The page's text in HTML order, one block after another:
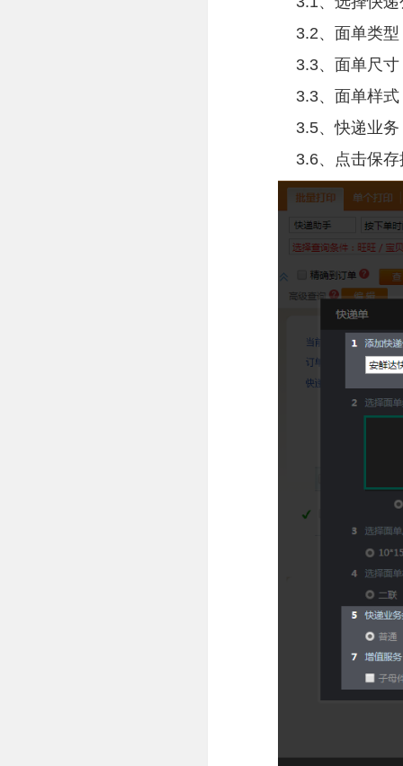
3.2、面单类型
3.3、面单尺寸
3.3、面单样式
3.5、快递业务
3.6、点击保存